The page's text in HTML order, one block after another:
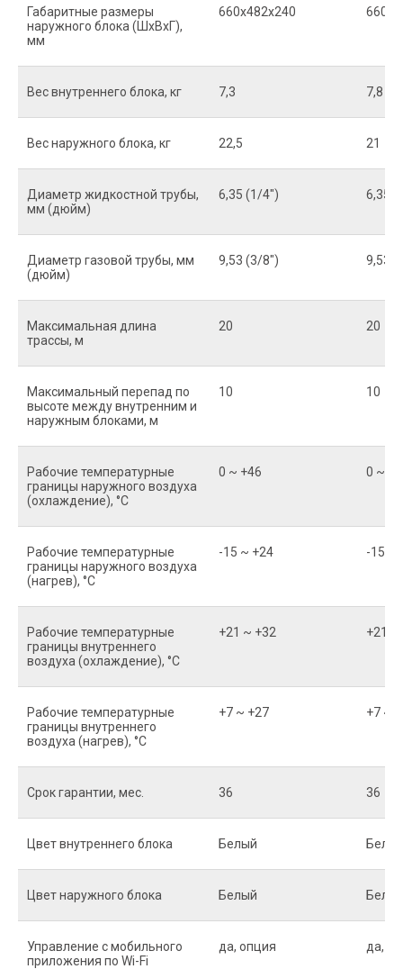
Габаритные размеры
наружного блока (ШxВxГ),
мм
660x482x240
Вес внутреннего блока, кг 7,3 7,8
Вес наружного блока, кг 22,5 21
Диаметр жидкостной трубы,
мм (дюйм)
6,35 (1/4") 6,35
Диаметр газовой трубы, мм
(дюйм)
9,53 (3/8") 9,53
Максимальная длина
трассы, м
20 20
Максимальный перепад по
высоте между внутренним и
наружным блоками, м
10 10
Рабочие температурные
границы наружного воздуха
(охлаждение), °C
0 ~ +46 0 ~
Рабочие температурные
границы наружного воздуха
(нагрев), °C
-15 ~ +24 -15 ~
Рабочие температурные
границы внутреннего
воздуха (охлаждение), °C
+21 ~ +32 +21 ~
Рабочие температурные
границы внутреннего
воздуха (нагрев), °C
+7 ~ +27 +7 ~
Срок гарантии, мес. 36 36
Цвет внутреннего блока Белый
Цвет наружного блока Белый
Управление c мобильного
приложения по Wi-Fi
да, опция да,